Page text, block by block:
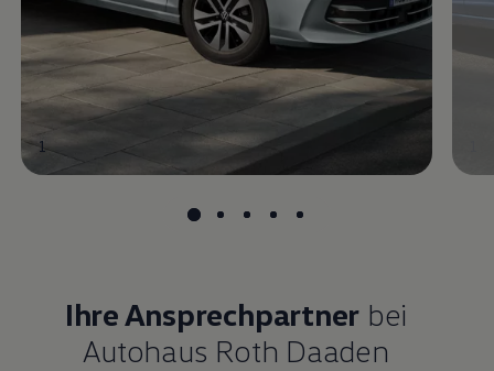
1
Ihre Ansprechpartner bei
Autohaus Roth Daaden